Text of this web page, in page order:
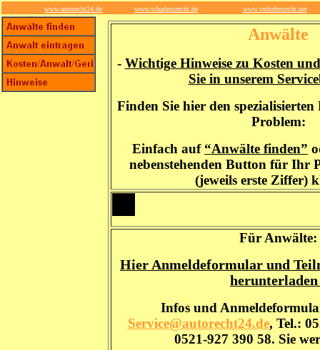
www.autorecht24.de www.schadensrecht.de www.verkehrsrecht.net
Anwälte
- Wichtige Hinweise zu Kosten
Sie in unserem
Finden Sie hier den
Problem:
Einfach auf “Anwälte finden”
nebenstehenden Button für Ihr
(jeweils erste Ziffer)
Für Anwälte:
Hier Anmeldeformular und
Infos und
Service@autorecht24.de, Tel.:
0521-927 390 58. Sie